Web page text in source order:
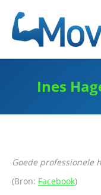
Ines
Goede professionele
(Bron: Facebook)